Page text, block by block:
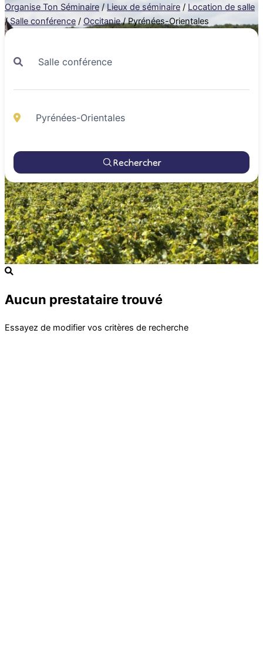
Organise Ton Séminaire / Lieux de séminaire / Location de salle
/ Salle conférence / Occitanie / Pyrénées-Orientales
Rechercher
Aucun prestataire trouvé
Essayez de modifier vos critères de recherche